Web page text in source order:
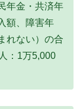
年金・共済年
額、障害年
れない）の合
：1万5,000